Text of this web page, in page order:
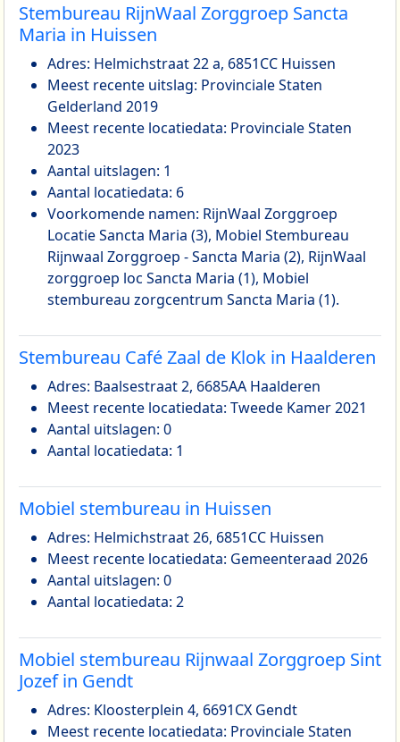
Stembureau RijnWaal Zorggroep Sancta
Maria in Huissen
Adres: Helmichstraat 22 a, 6851CC Huissen
Meest recente uitslag: Provinciale Staten
Gelderland 2019
Meest recente locatiedata: Provinciale Staten
2023
Aantal uitslagen: 1
Aantal locatiedata: 6
Voorkomende namen: RijnWaal Zorggroep
Locatie Sancta Maria (3), Mobiel Stembureau
Rijnwaal Zorggroep - Sancta Maria (2), RijnWaal
zorggroep loc Sancta Maria (1), Mobiel
stembureau zorgcentrum Sancta Maria (1).
Stembureau Café Zaal de Klok in Haalderen
Adres: Baalsestraat 2, 6685AA Haalderen
Meest recente locatiedata: Tweede Kamer 2021
Aantal uitslagen: 0
Aantal locatiedata: 1
Mobiel stembureau in Huissen
Adres: Helmichstraat 26, 6851CC Huissen
Meest recente locatiedata: Gemeenteraad 2026
Aantal uitslagen: 0
Aantal locatiedata: 2
Mobiel stembureau Rijnwaal Zorggroep Sint
Jozef in Gendt
Adres: Kloosterplein 4, 6691CX Gendt
Meest recente locatiedata: Provinciale Staten